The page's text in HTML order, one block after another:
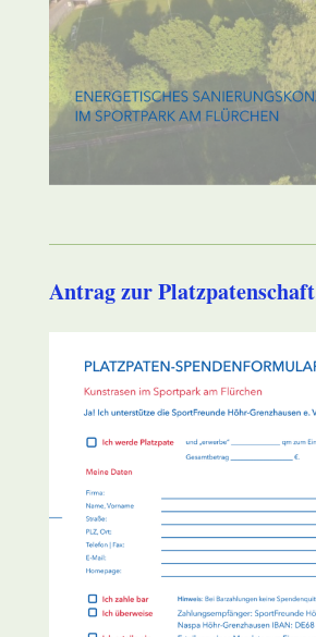
Antrag zur Platzpatenschaft